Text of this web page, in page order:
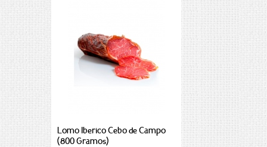
Lomo Iberico Cebo de Campo
(800 Gramos)